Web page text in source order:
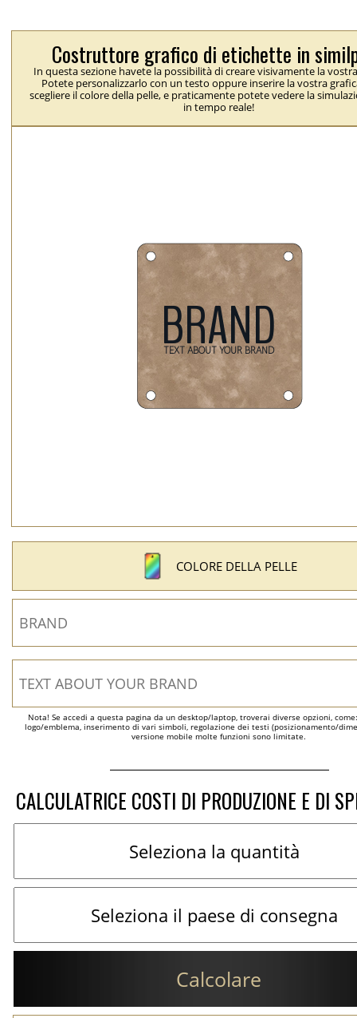
Costruttore grafico di etichette in
In questa sezione havete la possibilità di creare visivamente la
Potete personalizzarlo con un testo oppure inserire la vostra
scegliere il colore della pelle, e praticamente potete vedere la
in tempo reale!
COLORE DELLA PELLE
Nota! Se accedi a questa pagina da un desktop/laptop, troverai diverse opzioni,
logo/emblema, inserimento di vari simboli, regolazione dei testi (posizionamento/
versione mobile molte funzioni sono limitate.
CALCULATRICE COSTI DI PRODUZIONE E DI
Calcolare